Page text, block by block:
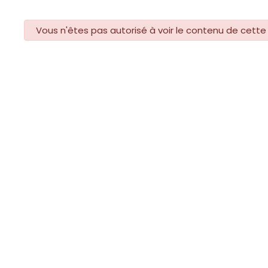
danger
Vous n'êtes pas autorisé à voir le contenu de